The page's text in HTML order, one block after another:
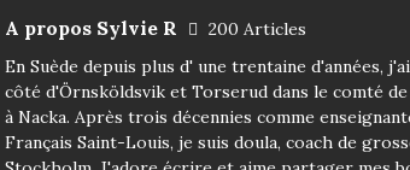
A propos Sylvie R
200 Articles
En Suède depuis plus d' une trentaine d'années,
côté d'Örnsköldsvik et Torserud dans le comté de
à Nacka. Après trois décennies comme
Français Saint-Louis, je suis doula, coach de